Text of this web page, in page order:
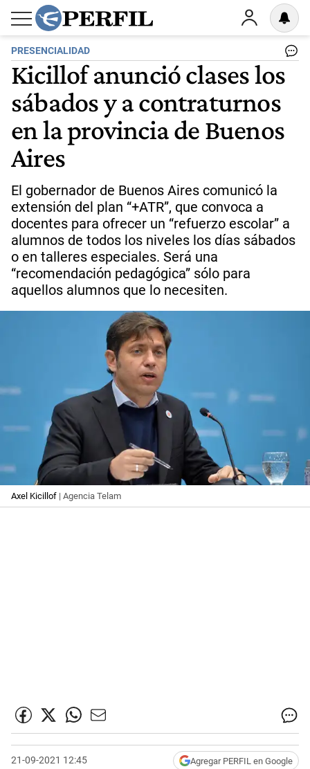
PRESENCIALIDAD
Kicillof anunció clases los
sábados y a contraturnos
en la provincia de Buenos
Aires
El gobernador de Buenos Aires comunicó la
extensión del plan “+ATR”, que convoca a
docentes para ofrecer un “refuerzo escolar” a
alumnos de todos los niveles los días sábados
o en talleres especiales. Será una
“recomendación pedagógica” sólo para
aquellos alumnos que lo necesiten.
Axel Kicillof | Agencia Telam
21-09-2021 12:45 Agregar PERFIL en Google